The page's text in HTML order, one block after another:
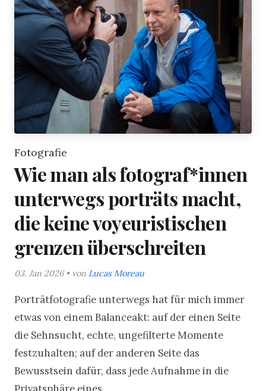
Fotografie
Wie man als fotograf*innen
unterwegs porträts macht,
die keine voyeuristischen
grenzen überschreiten
03. Jan 2026 • von Lucas Moreau
Porträtfotografie unterwegs hat für mich immer
etwas von einem Balanceakt: auf der einen Seite
die Sehnsucht, echte, ungefilterte Momente
festzuhalten; auf der anderen Seite das
Bewusstsein dafür, dass jede Aufnahme in die